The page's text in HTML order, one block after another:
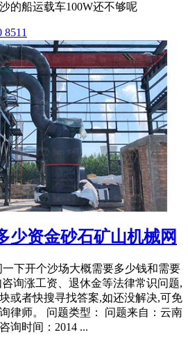
的船运载车100W还不够呢
8511
少资金砂石矿山机械网
一下开个沙场大概需要多少钱和需要
询涨工资、退休金等法律常识问题,
或者快搜寻找答案,如还没解决,可免
律师。 问题类型： 问题来自：云南
询时间：2014 ...